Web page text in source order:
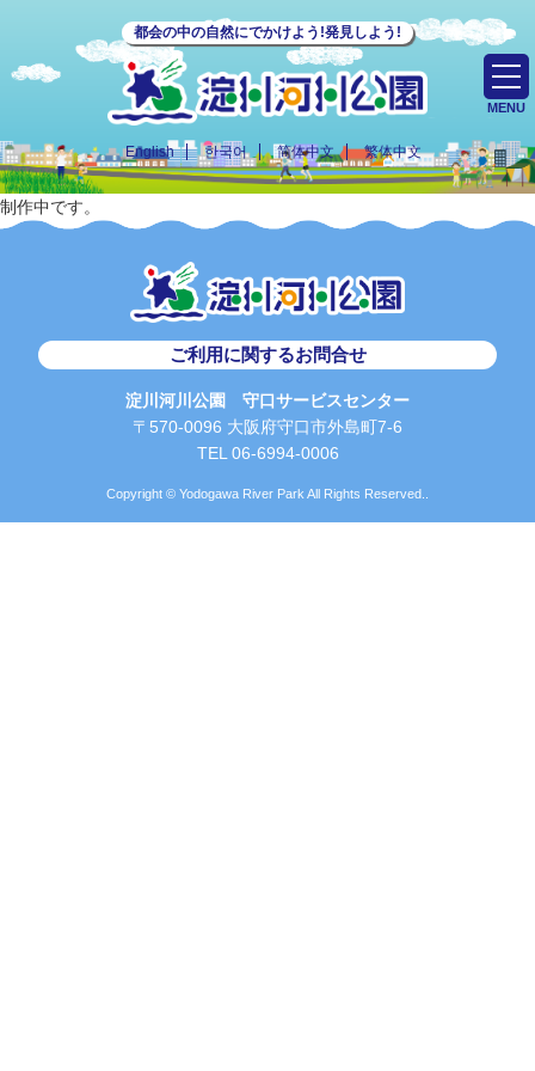
都会の中の自然にでかけよう!発見しよう!
English 한국어 简体中文 繁体中文
MENU
制作中です。
ご利用に関するお問合せ
淀川河川公園 守口サービスセンター
〒570-0096 大阪府守口市外島町7-6
TEL 06-6994-0006
Copyright © Yodogawa River Park All Rights Reserved..